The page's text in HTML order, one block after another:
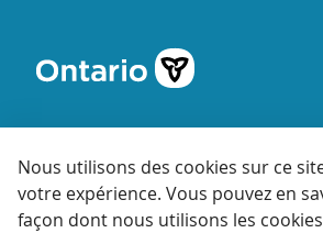
Nous utilisons des cookies sur ce
votre expérience. Vous pouvez en
façon dont nous utilisons les cookies
© 2026 Agence ontarienne de protection
la santé